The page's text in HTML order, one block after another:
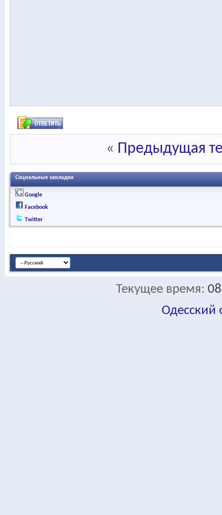
« Предыдущая
Социальные закладки
Google
Facebook
Twitter
Текущее время:
Одесский